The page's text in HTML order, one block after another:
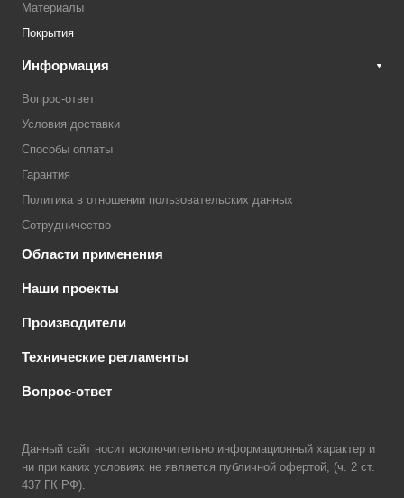
Материалы
Покрытия
Информация
Вопрос-ответ
Условия доставки
Способы оплаты
Гарантия
Политика в отношении пользовательских данных
Сотрудничество
Области применения
Наши проекты
Производители
Технические регламенты
Вопрос-ответ
Данный сайт носит исключительно информационный характер и
ни при каких условиях не является публичной офертой, (ч. 2 ст.
437 ГК РФ).